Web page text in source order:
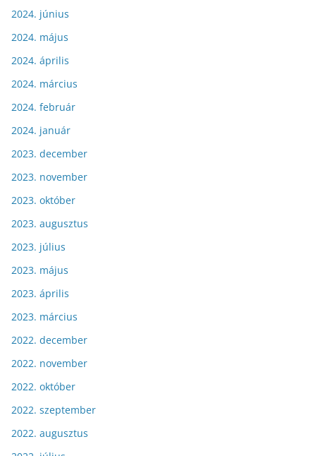
2024. június
2024. május
2024. április
2024. március
2024. február
2024. január
2023. december
2023. november
2023. október
2023. augusztus
2023. július
2023. május
2023. április
2023. március
2022. december
2022. november
2022. október
2022. szeptember
2022. augusztus